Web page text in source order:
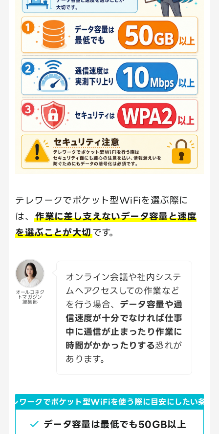
テレワークでポケット型WiFiを選ぶ際に
は、作業に差し支えないデータ容量と速度
を選ぶことが大切です。
オールコネク
トマガジン
編集部
オンライン会議や社内システ
ムへアクセスしての作業など
を行う場合、 データ容量や通
信速度が十分でなければ仕事
中に通信が止まったり作業に
時間がかかったりする恐れが
あります。
テレワークでポケット型WiFiを使う際に目安にしたい条件
データ容量は最低でも50GB以上